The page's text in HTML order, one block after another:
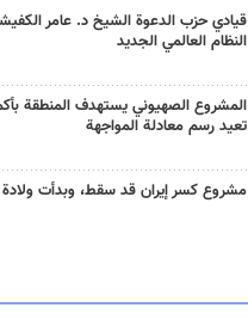
قيادي حزب الدعوة الشيخ د. عامر
النظام العالمي الجديد
المشروع الصهيوني يستهدف المنطقة
تعيد رسم معادلة المواجهة
مشروع كسر إيران قد سقط، وبدأت